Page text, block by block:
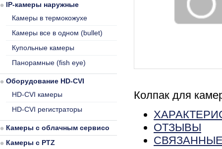
Колпак для
ОТЗЫВЫ
IP-камеры наружные
Камеры в термокожухе
Камеры все в одном (bullet)
Купольные камеры
Панорамные (fish eye)
Оборудование HD-CVI
HD-CVI камеры
HD-CVI регистраторы
Камеры с облачным сервисом
Камеры с PTZ